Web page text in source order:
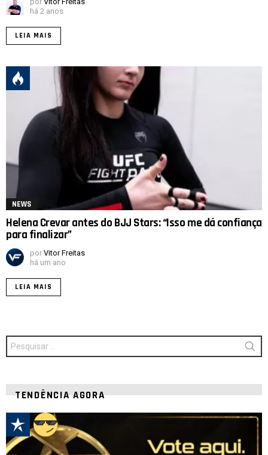
há 2 anos
LEIA MAIS
NEWS
Helena Crevar antes do BJJ Stars: “Isso me dá confiança
para finalizar”
por Vitor Freitas
há um ano
LEIA MAIS
Procurar
por:
TENDÊNCIA AGORA